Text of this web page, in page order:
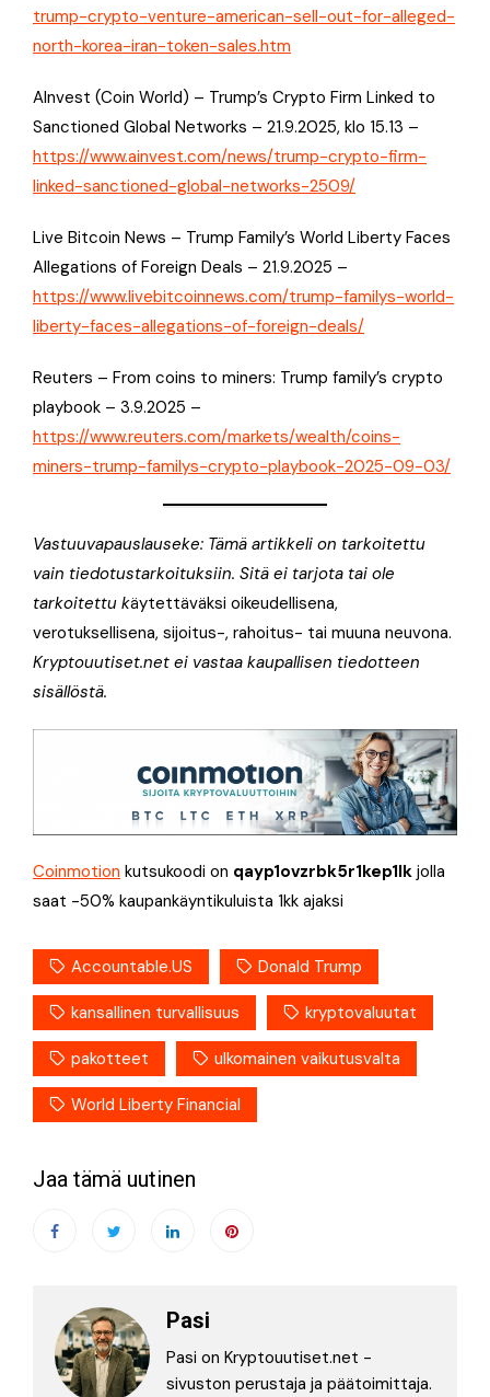
trump-crypto-venture-american-sell-out-for-alleged-
north-korea-iran-token-sales.htm
AInvest (Coin World) – Trump’s Crypto Firm Linked to
Sanctioned Global Networks – 21.9.2025, klo 15.13 –
https://www.ainvest.com/news/trump-crypto-firm-
linked-sanctioned-global-networks-2509/
Live Bitcoin News – Trump Family’s World Liberty Faces
Allegations of Foreign Deals – 21.9.2025 –
https://www.livebitcoinnews.com/trump-familys-world-
liberty-faces-allegations-of-foreign-deals/
Reuters – From coins to miners: Trump family’s crypto
playbook – 3.9.2025 –
https://www.reuters.com/markets/wealth/coins-
miners-trump-familys-crypto-playbook-2025-09-03/
Vastuuvapauslauseke: Tämä artikkeli on tarkoitettu
vain tiedotustarkoituksiin. Sitä ei tarjota tai ole
tarkoitettu käytettäväksi oikeudellisena,
verotuksellisena, sijoitus-, rahoitus- tai muuna neuvona.
Kryptouutiset.net ei vastaa kaupallisen tiedotteen
sisällöstä.
Coinmotion kutsukoodi on qayp1ovzrbk5r1kep1lk jolla
saat -50% kaupankäyntikuluista 1kk ajaksi
Accountable.US Donald Trump
kansallinen turvallisuus kryptovaluutat
pakotteet ulkomainen vaikutusvalta
World Liberty Financial
Jaa tämä uutinen
Pasi
Pasi on Kryptouutiset.net -
sivuston perustaja ja päätoimittaja.